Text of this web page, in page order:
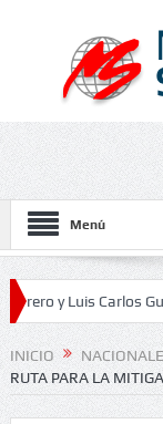
Menú
Carlos Gutiérrez
2026
INICIO
RUTA PARA LA